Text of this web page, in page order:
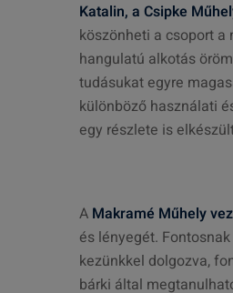
Katalin, a Csipke
köszönheti a csoport
hangulatú alkotás
tudásukat egyre
különböző használati
egy részlete is
A Makramé Műhely
és lényegét.
kezünkkel dolgozva,
bárki által